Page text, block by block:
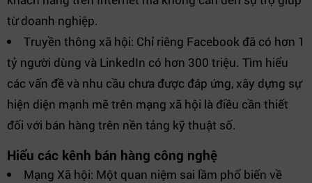
từ doanh nghiệp.
Truyền thông xã hội: Chỉ riêng Facebook đã có hơn 1
tỷ người dùng và LinkedIn có hơn 300 triệu. Tìm hiểu
các vấn đề và nhu cầu chưa được đáp ứng, xây dựng sự
hiện diện mạnh mẽ trên mạng xã hội là điều cần thiết
đối với bán hàng trên nền tảng kỹ thuật số.
Hiểu các kênh bán hàng công nghệ
Mạng Xã hội: Một quan niệm sai lầm phổ biến về